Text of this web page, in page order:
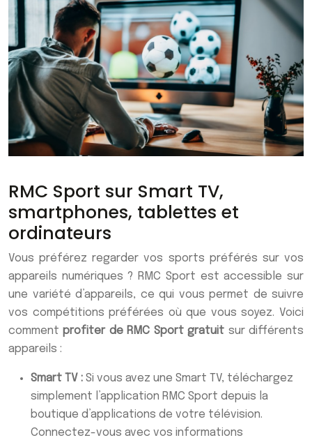
RMC Sport sur Smart TV,
smartphones, tablettes et
ordinateurs
Vous préférez regarder vos sports préférés sur vos
appareils numériques ? RMC Sport est accessible sur
une variété d’appareils, ce qui vous permet de suivre
vos compétitions préférées où que vous soyez. Voici
commentprofiter de RMC Sport gratuit sur différents
appareils :
Smart TV : Si vous avez une Smart TV, téléchargez
simplement l’application RMC Sport depuis la
boutique d’applications de votre télévision.
Connectez-vous avec vos informations